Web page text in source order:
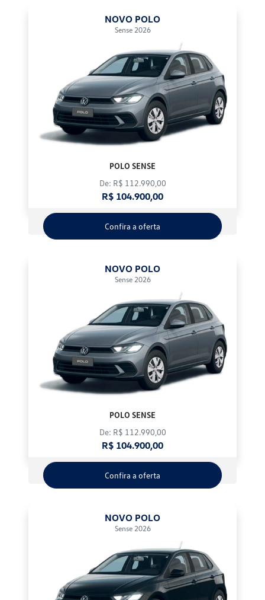
NOVO POLO
Sense 2026
POLO SENSE
De: R$ 112.990,00
R$ 104.900,00
Confira a oferta
NOVO POLO
Sense 2026
POLO SENSE
De: R$ 112.990,00
R$ 104.900,00
Confira a oferta
NOVO POLO
Sense 2026